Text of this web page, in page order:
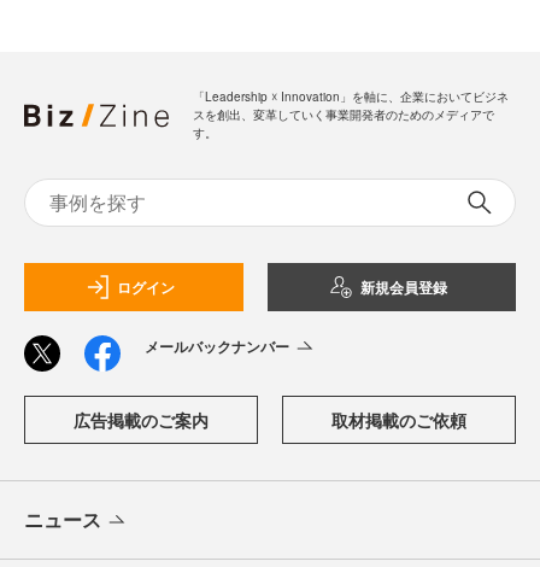
「Leadership ☓ Innovation」を軸に、企業においてビジネ
スを創出、変革していく事業開発者のためのメディアで
す。
ログイン 新規会員登録
メールバックナンバー
広告掲載のご案内 取材掲載のご依頼
ニュース